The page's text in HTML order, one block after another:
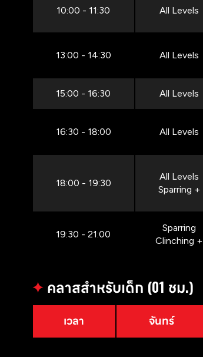
10:00 - 11:30 All Levels
13:00 - 14:30 All Levels
15:00 - 16:30 All Levels
16:30 - 18:00 All Levels
18:00 - 19:30
All Levels
Sparring +
19:30 - 21:00
Sparring
Clinching +
✦คลาสสำหรับเด็ก (01 ชม.)
เวลา จันทร์